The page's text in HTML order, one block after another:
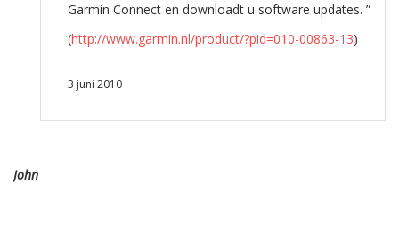
Garmin Connect en downloadt u software updates. ”
(http://www.garmin.nl/product/?pid=010-00863-13)
3 juni 2010
John